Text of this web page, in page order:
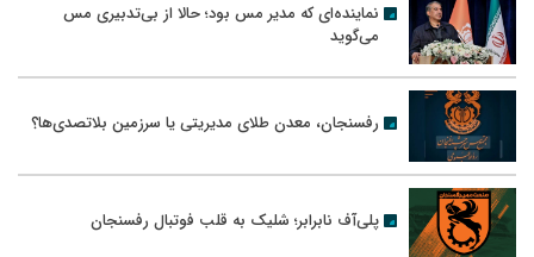
نماینده‌ای که مدیر مس بود؛ حالا از بی‌تدبیری مس
می‌گوید
رفسنجان، معدن طلای مدیریتی یا سرزمین بلاتصدی‌ها؟
پلی‌آف نابرابر؛ شلیک به قلب فوتبال رفسنجان